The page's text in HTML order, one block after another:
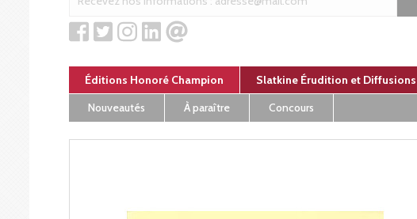
Éditions Honoré Champion Slatkine Érudition et Diffusions
Nouveautés
À paraître Concours